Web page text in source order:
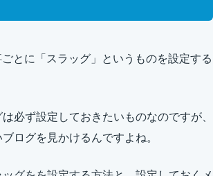
とに「スラッグ」というものを設定する
必ず設定しておきたいものなのですが、
ログを見かけるんですよね。